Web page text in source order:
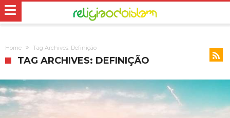
Home Tag Archives: Definição
TAG ARCHIVES: DEFINIÇÃO